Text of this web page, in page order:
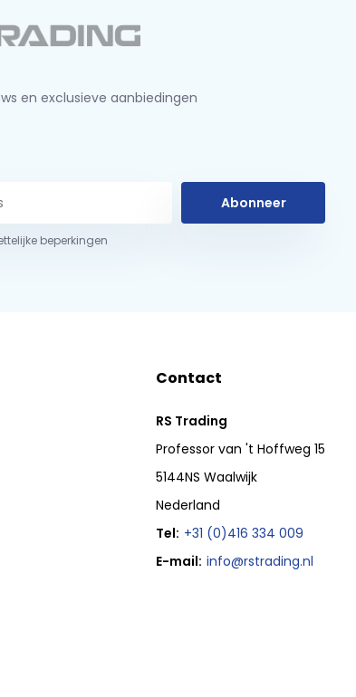
en exclusieve aanbiedingen
Abonneer
beperkingen
Contact
RS Trading
Professor van 't Hoffweg 15
5144NS Waalwijk
Nederland
Tel: +31 (0)416 334 009
E-mail: info@rstrading.nl